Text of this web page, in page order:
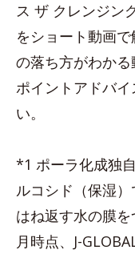
ス ザ クレンジン
をショート動画
の落ち方がわか
ポイントアドバ
い。
*1 ポーラ化成独
ルコシド（保湿
はね返す水の膜
月時点、J-